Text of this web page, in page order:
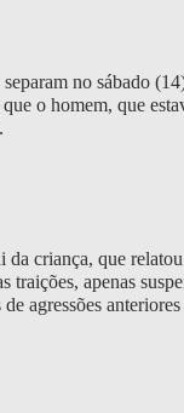
no sábado
o homem, que
da criança, que
traições, apenas
agressões